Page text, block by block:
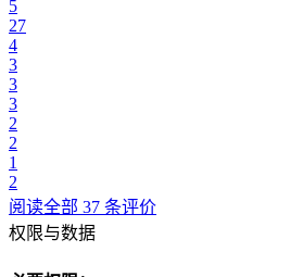
5
27
4
3
3
3
2
2
1
2
阅读全部 37 条评价
权限与数据